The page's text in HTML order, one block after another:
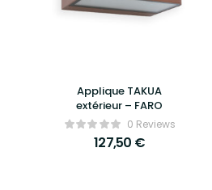
Applique TAKUA
extérieur – FARO
0 Reviews
127,50 €